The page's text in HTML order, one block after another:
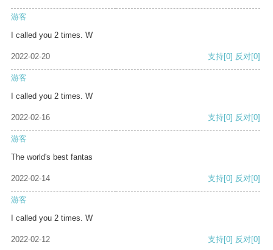
游客
I called you 2 times. W
2022-02-20 支持[0] 反对[0]
游客
I called you 2 times. W
2022-02-16 支持[0] 反对[0]
游客
The world's best fantas
2022-02-14 支持[0] 反对[0]
游客
I called you 2 times. W
2022-02-12 支持[0] 反对[0]